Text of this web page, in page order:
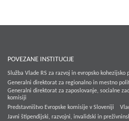
POVEZANE INSTITUCIJE
Služba Vlade RS za razvoj in evropsko kohezijsko
Generalni direktorat za regionalno in mestno
Generalni direktorat za zaposlovanje, socialne
komisiji
Predstavništvo Evropske komisije v Sloveniji
Javni štipendijski, razvojni, invalidski in